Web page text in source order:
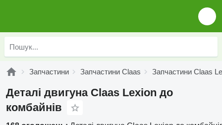
Запчастини Запчастини Claas Запчастини Claas
Деталі двигуна Claas Lexion до
комбайнів